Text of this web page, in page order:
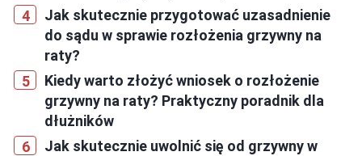
Jak skutecznie przygotować uzasadnienie
do sądu w sprawie rozłożenia grzywny na
raty?
Kiedy warto złożyć wniosek o rozłożenie
grzywny na raty? Praktyczny poradnik dla
dłużników
Jak skutecznie uwolnić się od grzywny w